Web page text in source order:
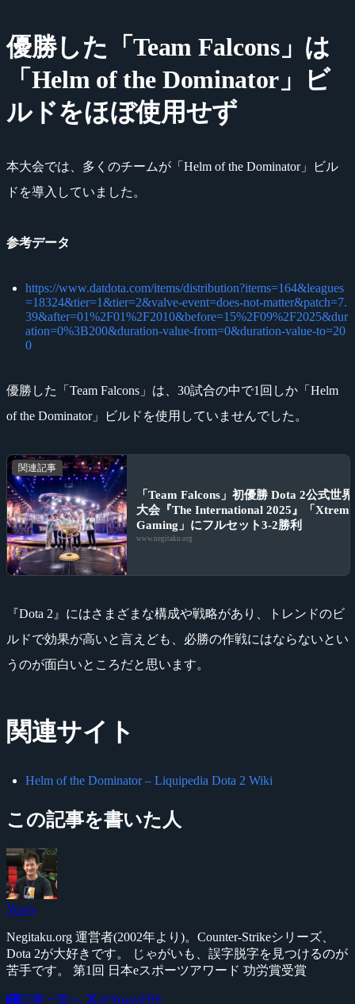
優勝した「Team Falcons」は
「Helm of the Dominator」ビ
ルドをほぼ使用せず
本大会では、多くのチームが「Helm of the Dominator」ビル
ドを導入していました。
参考データ
https://www.datdota.com/items/distribution?items=164&leagues
=18324&tier=1&tier=2&valve-event=does-not-matter&patch=7.
39&after=01%2F01%2F2010&before=15%2F09%2F2025&dur
ation=0%3B200&duration-value-from=0&duration-value-to=20
0
優勝した「Team Falcons」は、30試合の中で1回しか「Helm
of the Dominator」ビルドを使用していませんでした。
関連記事
「Team Falcons」初優勝 Dota 2公式世界
大会『The International 2025』「Xtreme
Gaming」にフルセット3-2勝利
www.negitaku.org
『Dota 2』にはさまざまな構成や戦略があり、トレンドのビ
ルドで効果が高いと言えども、必勝の作戦にはならないとい
うのが面白いところだと思います。
関連サイト
Helm of the Dominator – Liquipedia Dota 2 Wiki
この記事を書いた人
Yossy
Negitaku.org 運営者(2002年より)。Counter-Strikeシリーズ、
Dota 2が大好きです。 じゃがいも、誤字脱字を見つけるのが
苦手です。 第1回 日本eスポーツアワード 功労賞受賞
記事一覧へ @YossyFPS